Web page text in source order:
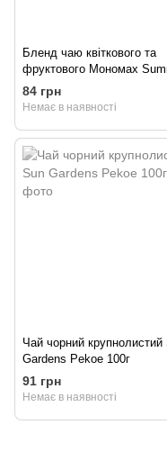
Бленд чаю квіткового та
фруктового Мономах
tea з ягодами та
ароматом малини 80 г
84 грн
Немає в наявності
Чай чорний крупнолистий
Gardens Pekoe 100г
91 грн
Немає в наявності